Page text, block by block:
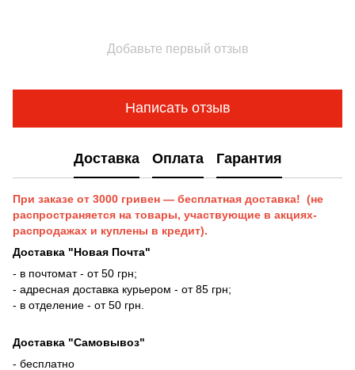
Добавьте первый отзыв
Написать отзыв
Доставка Оплата Гарантия
При заказе от 3000 гривен — бесплатная доставка! (не
распространяется на товары, участвующие в акциях-
распродажах и куплены в кредит).
Доставка "Новая Почта"
- в почтомат - от 50 грн;
- адресная доставка курьером - от 85 грн;
- в отделение - от 50 грн.
Доставка "Самовывоз"
- бесплатно